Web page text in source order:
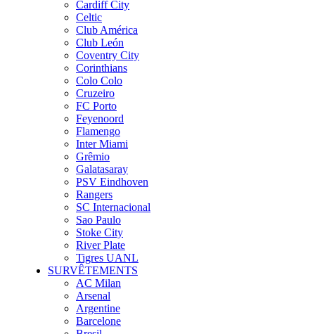
Cardiff City
Celtic
Club América
Club León
Coventry City
Corinthians
Colo Colo
Cruzeiro
FC Porto
Feyenoord
Flamengo
Inter Miami
Grêmio
Galatasaray
PSV Eindhoven
Rangers
SC Internacional
Sao Paulo
Stoke City
River Plate
Tigres UANL
SURVÊTEMENTS
AC Milan
Arsenal
Argentine
Barcelone